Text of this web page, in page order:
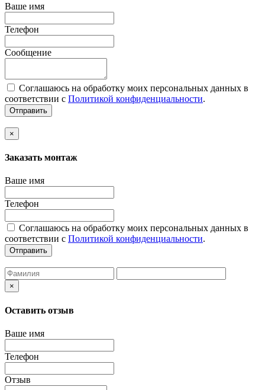
Ваше имя
Телефон
Сообщение
Соглашаюсь на обработку моих персональных данных в
соответствии с Политикой конфиденциальности.
Отправить
×
Заказать монтаж
Ваше имя
Телефон
Соглашаюсь на обработку моих персональных данных в
соответствии с Политикой конфиденциальности.
Отправить
×
Оставить отзыв
Ваше имя
Телефон
Отзыв